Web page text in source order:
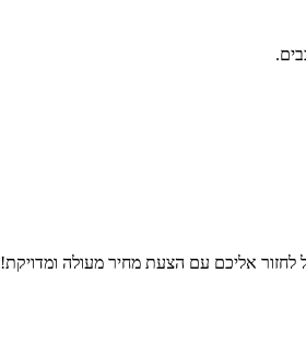
אליכם עם הצעת מחיר מעולה ומדויקת!